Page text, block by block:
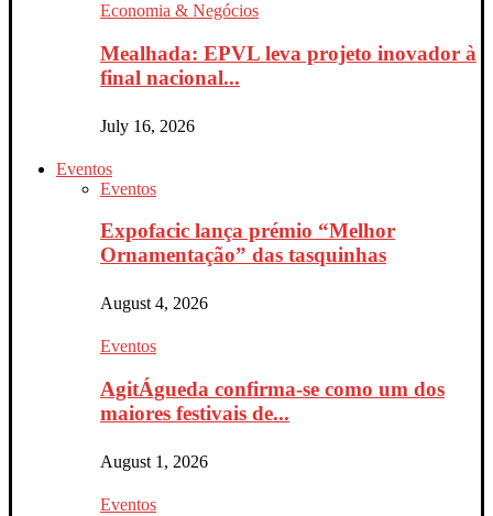
Economia & Negócios
Mealhada: EPVL leva projeto inovador à
final nacional...
July 16, 2026
Eventos
Eventos
Expofacic lança prémio “Melhor
Ornamentação” das tasquinhas
August 4, 2026
Eventos
AgitÁgueda confirma-se como um dos
maiores festivais de...
August 1, 2026
Eventos